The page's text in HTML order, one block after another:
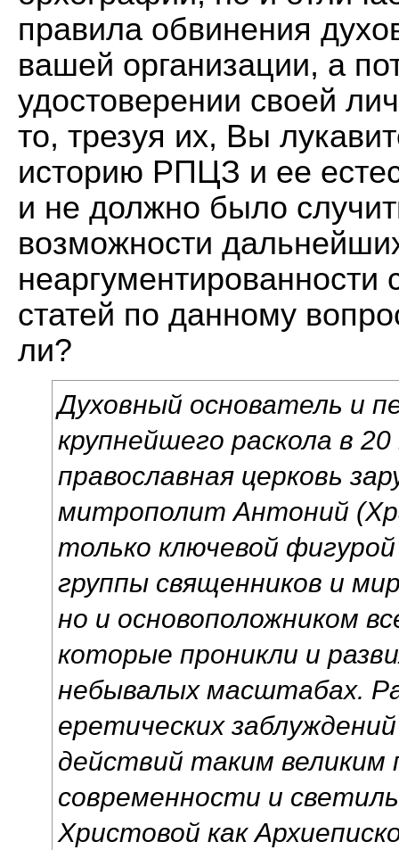
правила обвинения
вашей организации, а
удостоверении своей
то, трезуя их, Вы
историю РПЦЗ и ее
и не должно было
возможности
статей по данному
ли?
Духовный основатель и
крупнейшего раскола в
православная церковь
митрополит Антоний
только ключевой
группы священников и
но и основоположником
которые проникли и
небывалых масштабах.
еретических
действий таким великим
современности и
Христовой как